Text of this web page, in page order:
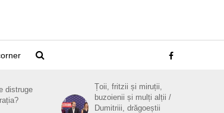
distruge
Țoii, fritzii și miruții,
buzoienii și mulți alții /
Dumitriii, drăgoeștii